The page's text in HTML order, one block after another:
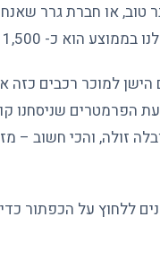
או חברת גרר
למוכר רכבים כזה
הפרמטרים שניסחנו
זולה, והכי חשוב –